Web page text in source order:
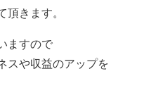
頂きます。
ますので
スや収益のアップを